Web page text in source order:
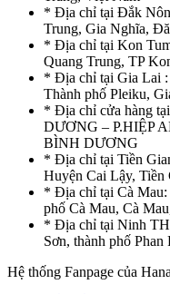
* Địa chỉ tại Đắk
Trung, Gia Nghĩa,
* Địa chỉ tại Kon
Quang Trung, TP
* Địa chỉ tại Gia Lai :
Thành phố Pleiku,
* Địa chỉ cửa hàng
DƯƠNG – P.HIỆP
BÌNH DƯƠNG
* Địa chỉ tại Tiền
Huyện Cai Lậy, Tiền
* Địa chỉ tại Cà Mau:
phố Cà Mau, Cà
* Địa chỉ tại Ninh
Sơn, thành phố
Hệ thống Fanpage của